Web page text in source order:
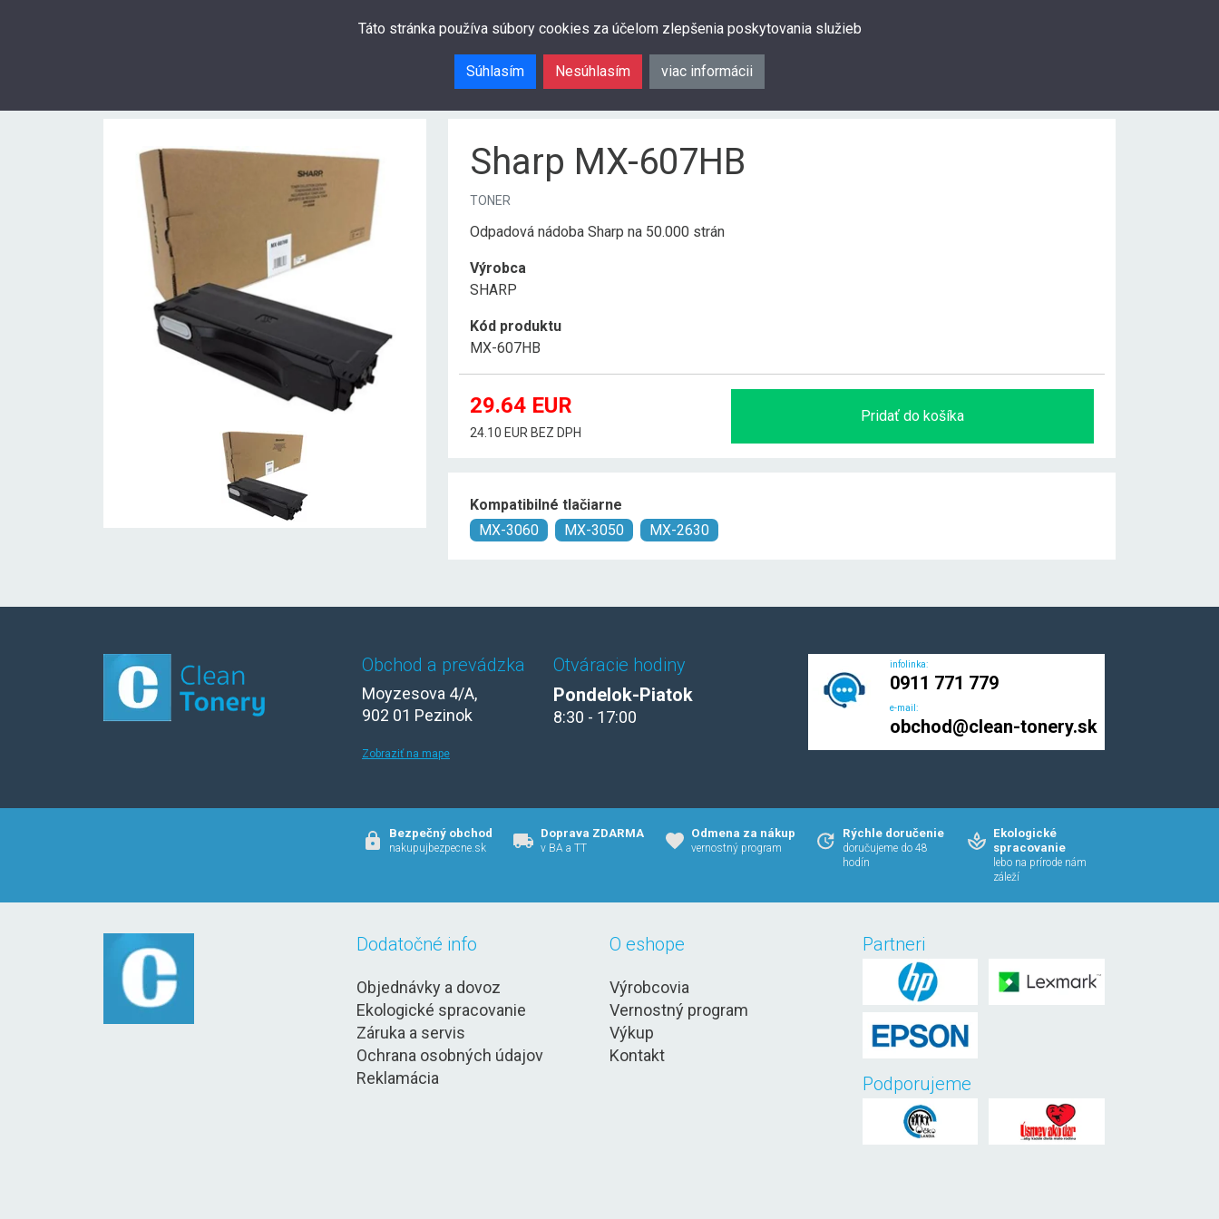
Táto stránka používa súbory cookies za účelom zlepšenia poskytovania služieb
Súhlasím Nesúhlasím viac informácii
Sharp MX-607HB
TONER
Odpadová nádoba Sharp na 50.000 strán
Výrobca
SHARP
Kód produktu
MX-607HB
29.64 EUR
24.10 EUR BEZ DPH
Pridať do košíka
Kompatibilné tlačiarne
MX-3060
MX-3050 MX-2630
Obchod a prevádzka
Moyzesova 4/A,
902 01 Pezinok
Zobraziť na mape
Otváracie hodiny
Pondelok-Piatok
8:30 - 17:00
infolinka:
0911 771 779
e-mail:
obchod@clean-tonery.sk
Bezpečný obchod
nakupujbezpecne.sk
Doprava ZDARMA
v BA a TT
Odmena za nákup
vernostný program
Rýchle doručenie
doručujeme do 48
hodín
Ekologické
spracovanie
lebo na prírode nám
záleží
Dodatočné info
Objednávky a dovoz
Ekologické spracovanie
Záruka a servis
Ochrana osobných údajov
Reklamácia
O eshope
Výrobcovia
Vernostný program
Výkup
Kontakt
Partneri
Podporujeme